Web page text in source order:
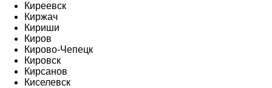
Киреевск
Киржач
Кириши
Киров
Кирово-Чепецк
Кировск
Кирсанов
Киселевск